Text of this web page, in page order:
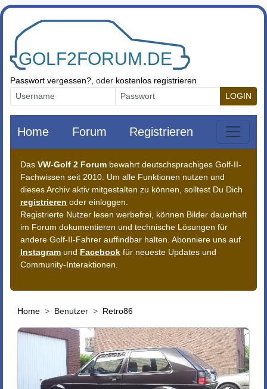
Zum Inhalt springen
Passwort vergessen? , oder kostenlos registrieren
LOGIN
Home Forum Registrieren
Das VW-Golf 2 Forum bewahrt deutschsprachiges Golf-II-
Fachwissen seit 2010. Um alle Funktionen nutzen und
dieses Archiv aktiv mitgestalten zu können, solltest Du Dich
registrieren oder einloggen.
Registrierte Nutzer lesen werbefrei, können Bilder dauerhaft
im Forum dokumentieren und technische Lösungen für
andere Golf-II-Fahrer auffindbar halten. Abonniere uns auf
Instagram und Facebook für neueste Updates und
Community-Interaktionen.
Home Benutzer Retro86